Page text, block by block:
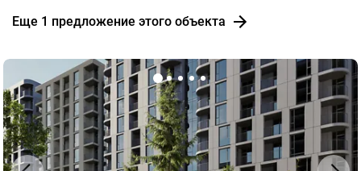
Еще 1 предложение этого объекта